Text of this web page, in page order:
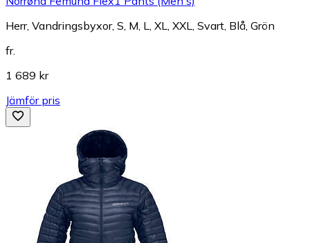
Herr, Vandringsbyxor, S, M, L, XL, XXL, Svart, Blå, Grön
fr.
1 689 kr
Jämför pris